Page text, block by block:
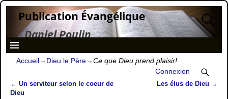
Publication Évangélique
Daniel Poulin
Accueil→ Dieu le Père→Ce que Dieu prend plaisir!
Connexion
Navigation des articles
← Un serviteur selon le coeur de
Dieu
Les élus de Dieu →